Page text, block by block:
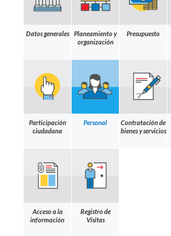
Datos generales
Planeamiento y
organización
Presupuesto
Participación
ciudadana
Personal
Contratación de
bienes y servicios
Acceso a la
información
Registro de
Visitas